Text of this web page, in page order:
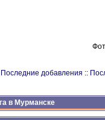
Последние добавления ::
в Мурманске